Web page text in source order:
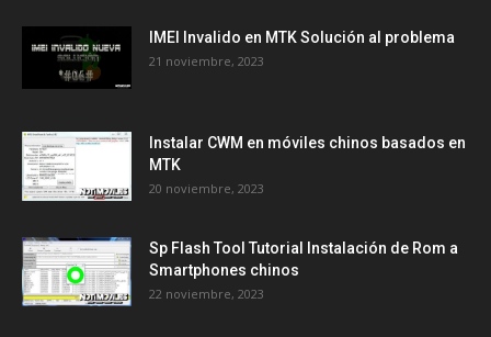
IMEI Invalido en MTK Solución al problema
21 noviembre, 2023
Instalar CWM en móviles chinos basados en
MTK
20 noviembre, 2023
Sp Flash Tool Tutorial Instalación de Rom a
Smartphones chinos
22 noviembre, 2023